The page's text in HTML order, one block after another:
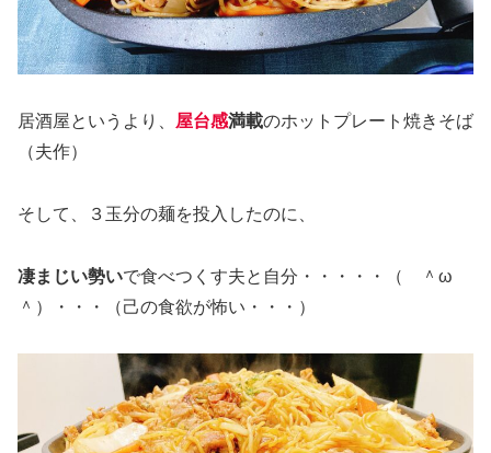
居酒屋というより、 屋台感満載のホットプレート焼きそば
（夫作）
そして、３玉分の麺を投入したのに、
凄まじい勢いで食べつくす夫と自分・・・・・（ ＾ω
＾）・・・（己の食欲が怖い・・・）